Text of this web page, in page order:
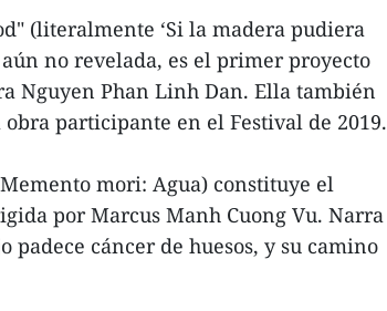
(literalmente ‘Si la madera pudiera
no revelada, es el primer proyecto
Nguyen Phan Linh Dan. Ella también
participante en el Festival de 2019.
mori: Agua) constituye el
por Marcus Manh Cuong Vu. Narra
cáncer de huesos, y su camino